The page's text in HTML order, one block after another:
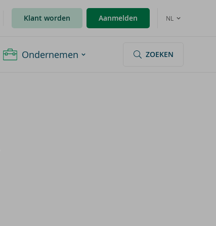
Klant worden Aanmelden NL
Ondernemen ZOEKEN